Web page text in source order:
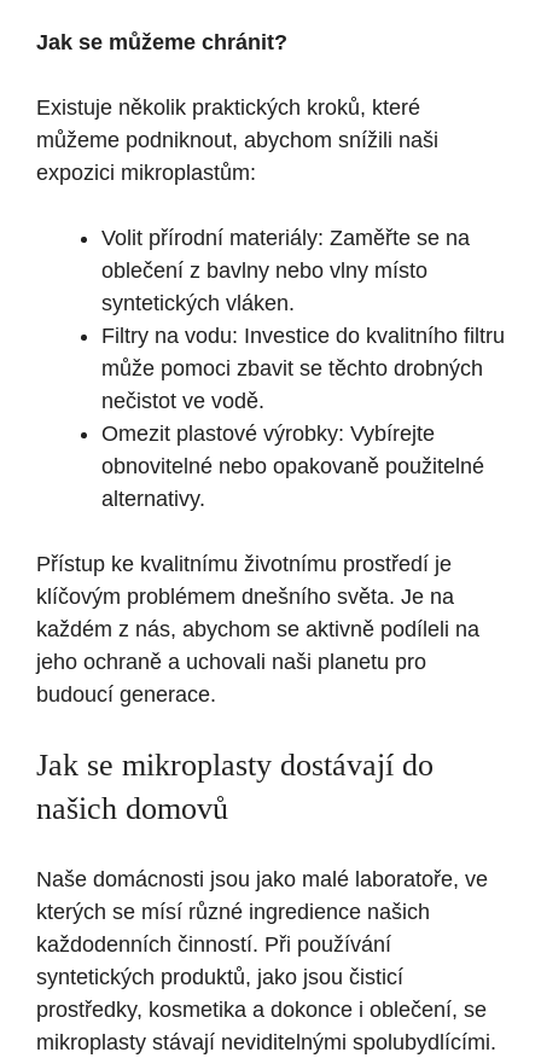
Jak se můžeme chránit?
Existuje několik praktických kroků, které
můžeme podniknout, abychom snížili naši
expozici mikroplastům:
Volit přírodní materiály: Zaměřte se na
oblečení z bavlny nebo vlny místo
syntetických vláken.
Filtry na vodu: Investice do kvalitního filtru
může pomoci zbavit se těchto drobných
nečistot ve vodě.
Omezit plastové výrobky: Vybírejte
obnovitelné nebo opakovaně použitelné
alternativy.
Přístup ke kvalitnímu životnímu prostředí je
klíčovým problémem dnešního světa. Je na
každém z nás, abychom se aktivně podíleli na
jeho ochraně a uchovali naši planetu pro
budoucí generace.
Jak se mikroplasty dostávají do
našich domovů
Naše domácnosti jsou jako malé laboratoře, ve
kterých se mísí různé ingredience našich
každodenních činností. Při používání
syntetických produktů, jako jsou čisticí
prostředky, kosmetika a dokonce i oblečení, se
mikroplasty stávají neviditelnými spolubydlícími.